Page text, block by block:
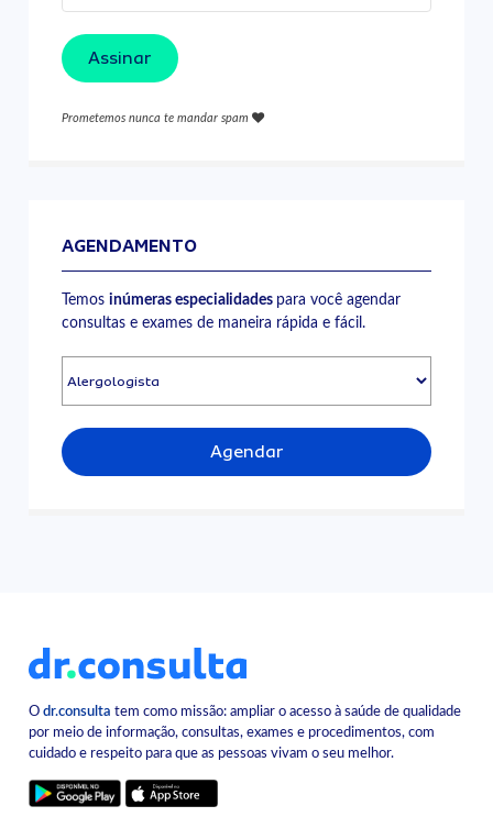
Assinar
Prometemos nunca te mandar spam
AGENDAMENTO
Temosinúmeras especialidades para você agendar
consultas e exames de maneira rápida e fácil.
Agendar
Odr.consulta tem como missão: ampliar o acesso à saúde de qualidade
por meio de informação, consultas, exames e procedimentos, com
cuidado e respeito para que as pessoas vivam o seu melhor.